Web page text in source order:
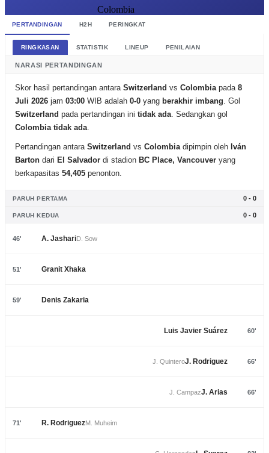
Colombia
PERTANDINGAN H2H PERINGKAT
RINGKASAN STATISTIK LINEUP PENILAIAN
NARASI PERTANDINGAN
Skor hasil pertandingan antara Switzerland vs Colombiapada 8
Juli 2026 jam 03:00 WIB adalah 0-0 yang berakhir imbang. Gol
Switzerland pada pertandingan ini tidak ada. Sedangkan gol
Colombia tidak ada.
Pertandingan antara Switzerland vs Colombiadipimpin oleh Iván
Barton dari El Salvador di stadion BC Place, Vancouver yang
berkapasitas 54,405 penonton.
PARUH PERTAMA 0 - 0
PARUH KEDUA 0 - 0
46' A. JashariD. Sow
51' Granit Xhaka
59' Denis Zakaria
Luis Javier Suárez 60'
J. QuinteroJ. Rodriguez 66'
J. CampazJ. Arias 66'
71' R. RodriguezM. Muheim